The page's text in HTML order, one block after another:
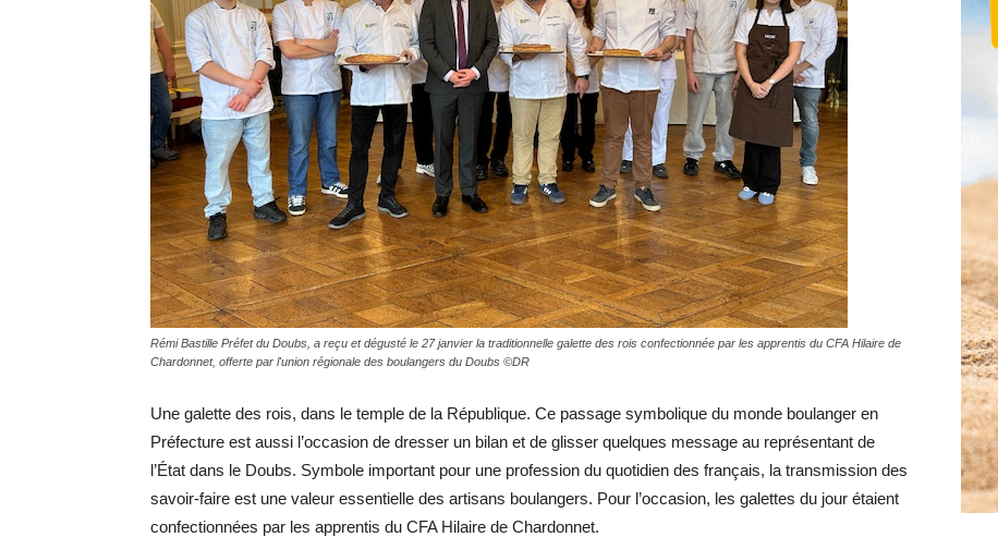
–
Hebdo25
Rémi Bastille Préfet du Doubs, a reçu et dégusté le 27 janvier la traditionnelle galette des rois confectionnée par les apprentis du CFA Hilaire de
Chardonnet, offerte par l'union régionale des boulangers du Doubs ©DR
Une galette des rois, dans le temple de la République. Ce passage symbolique du monde boulanger en
Préfecture est aussi l’occasion de dresser un bilan et de glisser quelques message au représentant de
l’État dans le Doubs. Symbole important pour une profession du quotidien des français, la transmission des
savoir-faire est une valeur essentielle des artisans boulangers. Pour l’occasion, les galettes du jour étaient
confectionnées par les apprentis du CFA Hilaire de Chardonnet.